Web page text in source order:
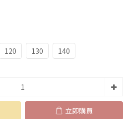
120 130 140
立即購買